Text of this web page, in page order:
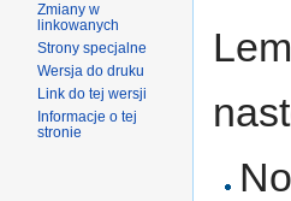
Zmiany w
linkowanych
Strony specjalne
Wersja do druku
Link do tej wersji
Informacje o tej
stronie